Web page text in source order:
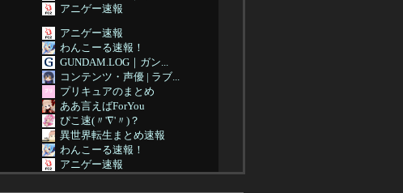
アニゲー速報
アニゲー速報
わんこーる速報！
GUNDAM.LOG｜ガン...
コンテンツ・声優 | ラブ...
プリキュアのまとめ
ああ言えばForYou
ぴこ速(〃'∇'〃)？
異世界転生まとめ速報
わんこーる速報！
アニゲー速報